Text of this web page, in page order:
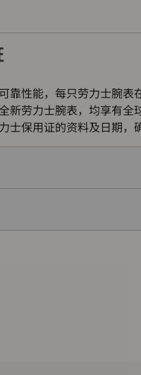
靠性能，每只劳力士腕
新劳力士腕表，均享有
士保用证的资料及日期，
球五年保用保证，并附上